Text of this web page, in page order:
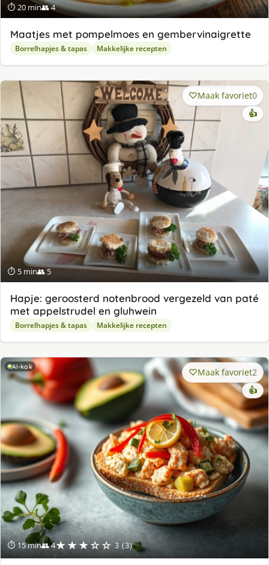
⏱ 20 min👥 4
Maatjes met pompelmoes en gembervinaigrette
Borrelhapjes & tapas Makkelijke recepten
⏱ 5 min👥 5
Maak favoriet0
👍
Hapje: geroosterd notenbrood vergezeld van paté
met appelstrudel en gluhwein
Borrelhapjes & tapas Makkelijke recepten
AI-kok
⏱ 15 min👥 4★★★☆☆ 3 (3)
Maak favoriet2
👍